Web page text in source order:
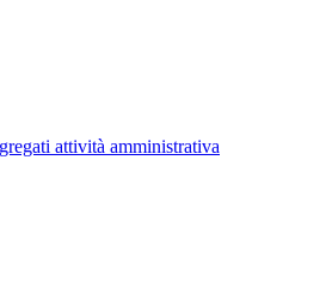
attività amministrativa